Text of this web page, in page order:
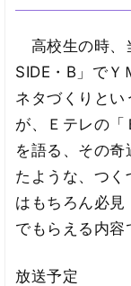
高校生の時、
SIDE・B」でＹ
ネタづくりとい
が、Ｅテレの「
を語る、その
たような、つ
はもちろん必見
でもらえる内容
放送予定